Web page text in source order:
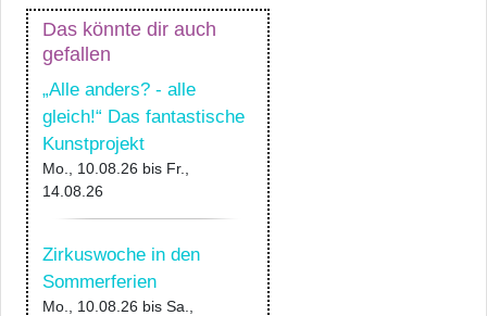
Das könnte dir auch
gefallen
„Alle anders? - alle
gleich!“ Das fantastische
Kunstprojekt
Mo., 10.08.26 bis Fr.,
14.08.26
Zirkuswoche in den
Sommerferien
Mo., 10.08.26 bis Sa.,